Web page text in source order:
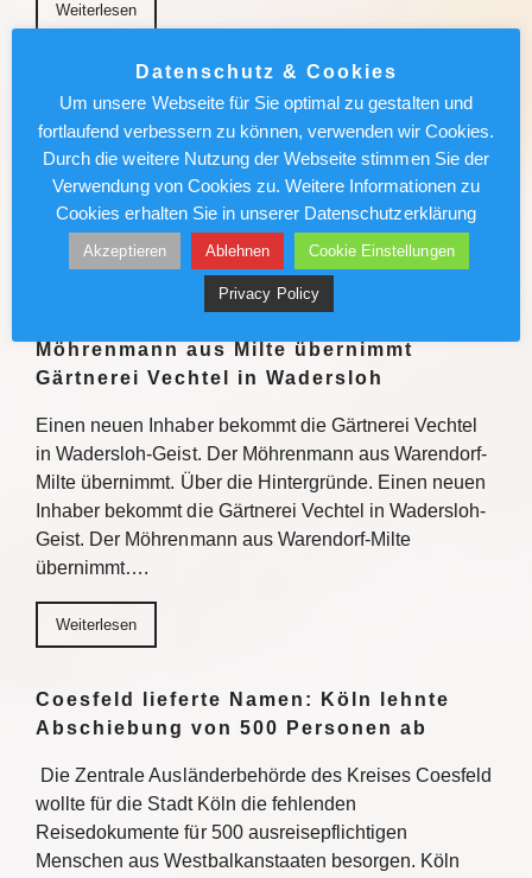
Weiterlesen
München News : Absolut sehenswert!
„Carmen“ im Deutschen Theater
Enrique Gasa Valga verbindet Bizet und Mérimée
überraschend und sinnlich zu temporeichem
Tanztheater Weiterlesen
Weiterlesen
Möhrenmann aus Milte übernimmt
Gärtnerei Vechtel in Wadersloh
Einen neuen Inhaber bekommt die Gärtnerei Vechtel
in Wadersloh-Geist. Der Möhrenmann aus Warendorf-
Milte übernimmt. Über die Hintergründe. Einen neuen
Inhaber bekommt die Gärtnerei Vechtel in Wadersloh-
Geist. Der Möhrenmann aus Warendorf-Milte
übernimmt….
Weiterlesen
Coesfeld lieferte Namen: Köln lehnte
Abschiebung von 500 Personen ab
Die Zentrale Ausländerbehörde des Kreises Coesfeld
wollte für die Stadt Köln die fehlenden
Reisedokumente für 500 ausreisepflichtigen
Menschen aus Westbalkanstaaten besorgen. Köln
Datenschutz & Cookies
Um unsere Webseite für Sie optimal zu gestalten und
fortlaufend verbessern zu können, verwenden wir Cookies.
Durch die weitere Nutzung der Webseite stimmen Sie der
Verwendung von Cookies zu. Weitere Informationen zu
Cookies erhalten Sie in unserer Datenschutzerklärung
Akzeptieren Ablehnen Cookie Einstellungen
Privacy Policy